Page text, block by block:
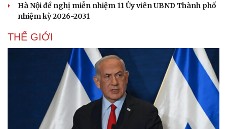
Hà Nội đề nghị miễn nhiệm 11 Ủy viên UBND Thành phố
nhiệm kỳ 2026-2031
THẾ GIỚI